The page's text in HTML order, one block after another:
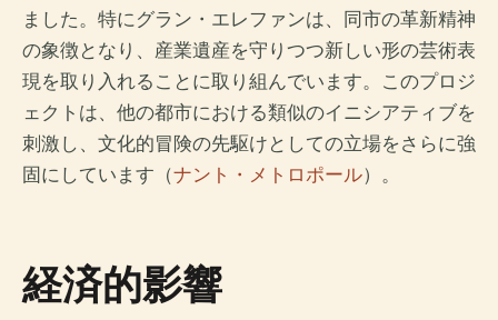
ました。特にグラン・エレファンは、同市の革新精神
の象徴となり、産業遺産を守りつつ新しい形の芸術表
現を取り入れることに取り組んでいます。このプロジ
ェクトは、他の都市における類似のイニシアティブを
刺激し、文化的冒険の先駆けとしての立場をさらに強
固にしています（ナント・メトロポール）。
経済的影響